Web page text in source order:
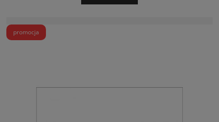
promocja